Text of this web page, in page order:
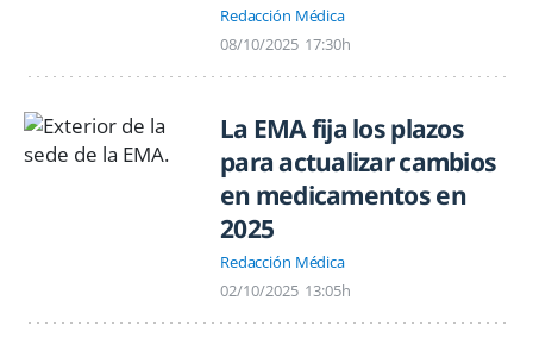
Redacción Médica
08/10/2025 17:30h
La EMA fija los plazos
para actualizar cambios
en medicamentos en
2025
Redacción Médica
02/10/2025 13:05h